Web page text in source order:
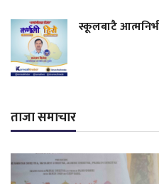
स्कूलबाटै
ताजा समाचार